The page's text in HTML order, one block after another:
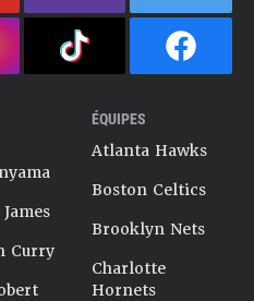
Curry
ÉQUIPES
Atlanta Hawks
Boston Celtics
Brooklyn Nets
Charlotte
Hornets